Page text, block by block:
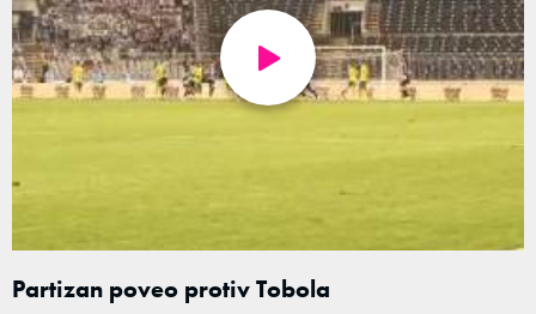
Partizan poveo protiv Tobola